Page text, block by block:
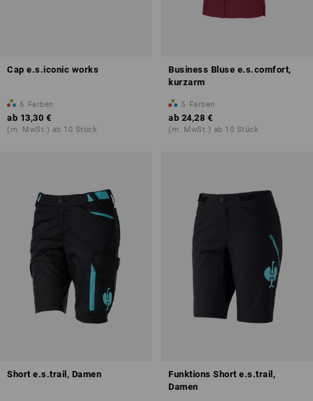
Cap e.s.iconic works
6 Farben
ab 13,30 €
(m. MwSt.) ab 10 Stück
Business Bluse e.s.comfort,
kurzarm
5 Farben
ab 24,28 €
(m. MwSt.) ab 10 Stück
Short e.s.trail, Damen
Funktions Short e.s.trail,
Damen